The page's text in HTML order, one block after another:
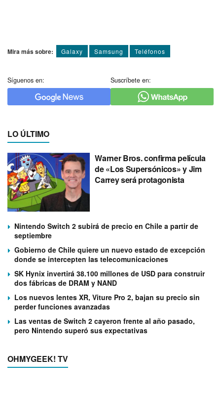
Mira más sobre: Galaxy Samsung Teléfonos
Síguenos en: Suscríbete en:
LO ÚLTIMO
Warner Bros. confirma película
de «Los Supersónicos» y Jim
Carrey será protagonista
Nintendo Switch 2 subirá de precio en Chile a partir de
septiembre
Gobierno de Chile quiere un nuevo estado de excepción
donde se intercepten las telecomunicaciones
SK Hynix invertirá 38.100 millones de USD para construir
dos fábricas de DRAM y NAND
Los nuevos lentes XR, Viture Pro 2, bajan su precio sin
perder funciones avanzadas
Las ventas de Switch 2 cayeron frente al año pasado,
pero Nintendo superó sus expectativas
OHMYGEEK! TV